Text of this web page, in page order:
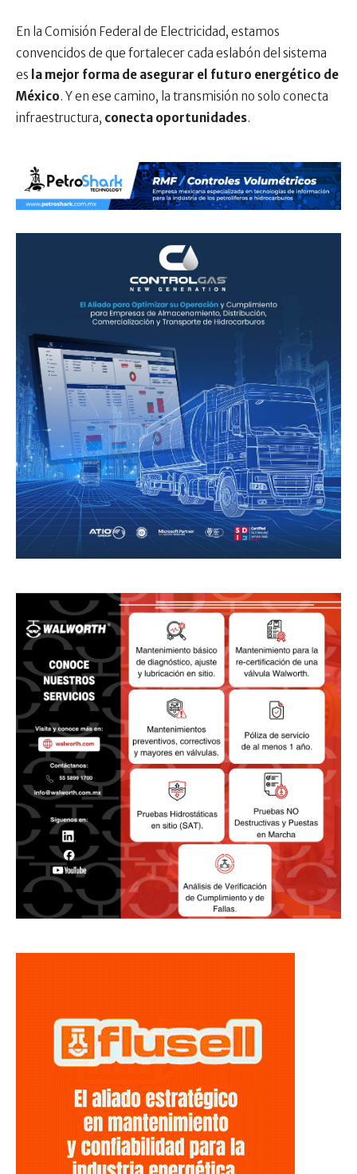
En la Comisión Federal de Electricidad, estamos
convencidos de que fortalecer cada eslabón del sistema
es la mejor forma de asegurar el futuro energético de
México. Y en ese camino, la transmisión no solo conecta
infraestructura, conecta oportunidades.